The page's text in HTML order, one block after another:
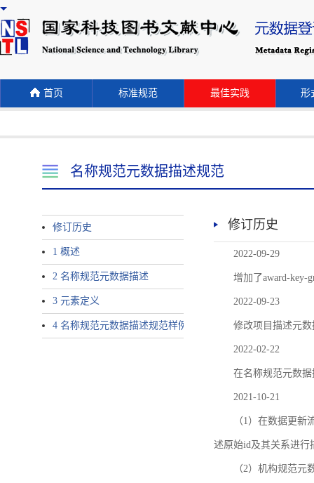
首页 标准规范 最佳实践 形
名称规范元数据描述规范
修订历史
1 概述
2 名称规范元数据描述
3 元素定义
4 名称规范元数据描述规范样例
修订历史
2022-09-29
增加了award-key-
2022-09-23
修改项目描述元
2022-02-22
在名称规范元数
2021-10-21
（1）在数据更
述原始id及其关系进行
（2）机构规范元